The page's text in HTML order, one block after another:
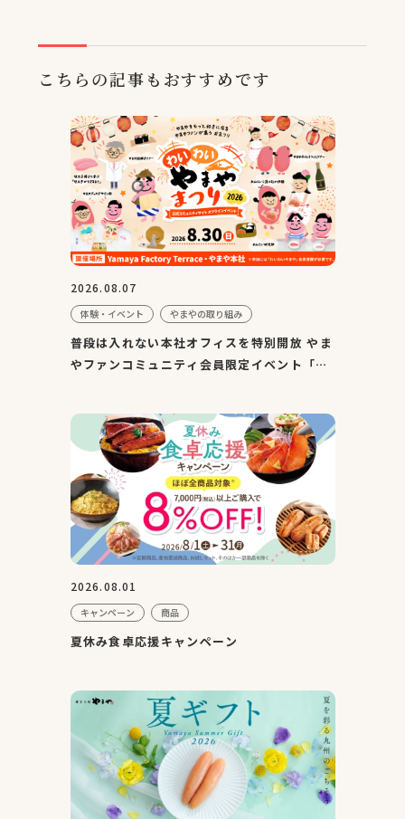
こちらの記事もおすすめです
2026.08.07
体験・イベント やまやの取り組み
普段は入れない本社オフィスを特別開放 やま
やファンコミュニティ会員限定イベント「わ
2026.08.01
キャンペーン 商品
夏休み食卓応援キャンペーン